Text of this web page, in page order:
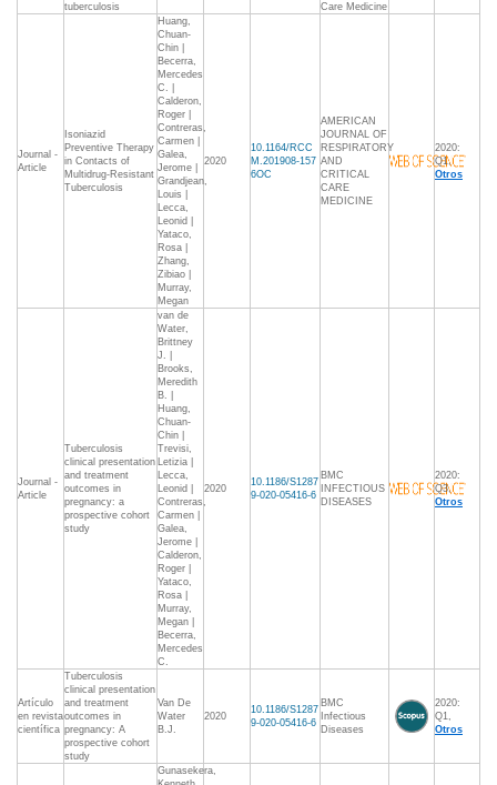
tuberculosis
Care Medicine
Journal -
Article
Isoniazid
Preventive Therapy
in Contacts of
Multidrug-Resistant
Tuberculosis
Huang,
Chuan-
Chin |
Becerra,
Mercedes
C. |
Calderon,
Roger |
Contreras,
Carmen |
Galea,
Jerome |
Grandjean,
Louis |
Lecca,
Leonid |
Yataco,
Rosa |
Zhang,
Zibiao |
Murray,
Megan
2020
10.1164/RCC
M.201908-157
6OC
AMERICAN
JOURNAL OF
RESPIRATORY
AND
CRITICAL
CARE
MEDICINE
2020:
Q1,
Otros
Journal -
Article
Tuberculosis
clinical presentation
and treatment
outcomes in
pregnancy: a
prospective cohort
study
van de
Water,
Brittney
J. |
Brooks,
Meredith
B. |
Huang,
Chuan-
Chin |
Trevisi,
Letizia |
Lecca,
Leonid |
Contreras,
Carmen |
Galea,
Jerome |
Calderon,
Roger |
Yataco,
Rosa |
Murray,
Megan |
Becerra,
Mercedes
C.
2020
10.1186/S1287
9-020-05416-6
BMC
INFECTIOUS
DISEASES
2020:
Q3,
Otros
Artículo
en revista
científica
Tuberculosis
clinical presentation
and treatment
outcomes in
pregnancy: A
prospective cohort
study
Van De
Water
B.J.
2020
10.1186/S1287
9-020-05416-6
BMC
Infectious
Diseases
2020:
Q1,
Otros
Gunasekera,